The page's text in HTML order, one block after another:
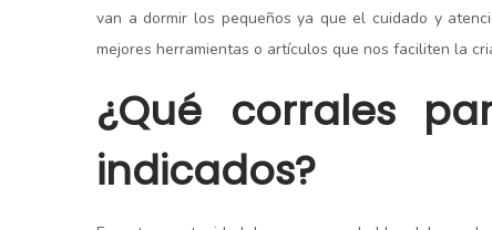
van a dormir los pequeños ya que el cuidado y
mejores herramientas o artículos que nos faciliten la
¿Qué corrales
indicados?